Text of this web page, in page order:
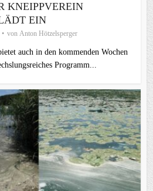
KNEIPPVEREIN
EIN
von Anton Hötzelsperger
auch in den kommenden Wochen
Programm...